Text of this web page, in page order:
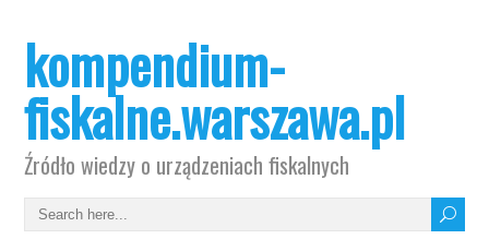
kompendium-
fiskalne.warszawa.pl
Źródło wiedzy o urządzeniach fiskalnych